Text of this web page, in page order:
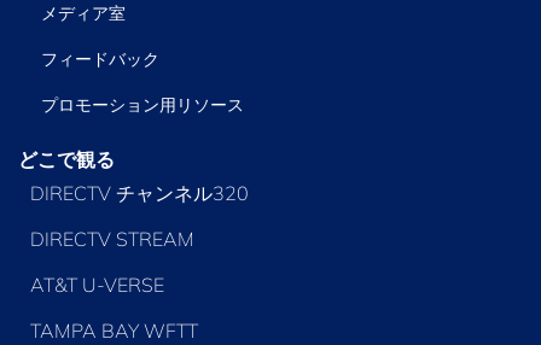
メディア室
フィードバック
プロモーション用リソース
どこで観る
DIRECTV チャンネル320
DIRECTV STREAM
AT&T U-VERSE
TAMPA BAY WFTT